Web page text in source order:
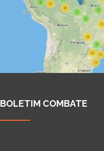
BOLETIM COMBATE